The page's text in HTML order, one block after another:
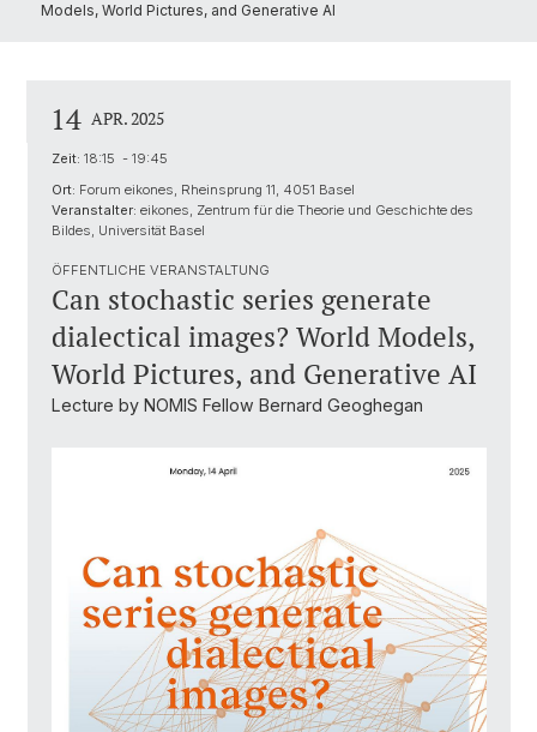
Models, World Pictures, and Generative AI
14 APR. 2025
Zeit: 18:15 - 19:45
Ort: Forum eikones, Rheinsprung 11, 4051 Basel
Veranstalter: eikones, Zentrum für die Theorie und Geschichte des
Bildes, Universität Basel
ÖFFENTLICHE VERANSTALTUNG
Can stochastic series generate
dialectical images? World Models,
World Pictures, and Generative AI
Lecture by NOMIS Fellow Bernard Geoghegan